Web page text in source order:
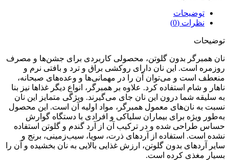
توضیحات
نظرات (0)
توضیحات
نان همبرگر بدون گلوتن، محصولی کاربردی برای جشن‌ها و مصرف
روزمره است. این نان دارای روکشی براق و ترد و بافتی نرم و
منعطف است و می‌توان آن را در مهمانی‌ها و وعده‌های صبحانه،
ناهار و شام استفاده کرد. علاوه بر همبرگر، انواع دیگر غذاها نیز بنا
به سلیقه شما درون این نان جای می‌گیرند. ویژگی متمایز این نان
نسبت به نان‌های معمول همبرگر، مواد اولیه آن است. این محصول
به‌طور ویژه برای بیماران سلیاکی و افرادی با دستگاه گوارش
حساس طراحی شده و در ترکیب آن از آرد گندم و گلوتن استفاده
نشده است. استفاده از آردهای ذرت، سویا، سیب‌زمینی، برنج و
سایر آردهای بدون گلوتن، ارزش غذایی بالایی به نان بخشیده و آن را
بسیار مغذی کرده است.